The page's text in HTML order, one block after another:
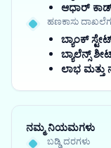
ಆಧಾರ್
ಹಣಕಾಸು
ಬ್ಯಾಂಕ್
ಬ್ಯಾಲೆನ್ಸ್
ಲಾಭ ಮತ್ತು
ನಮ್ಮ ನಿಯಮಗಳು
ಬಡ್ಡಿ ದರಗಳು